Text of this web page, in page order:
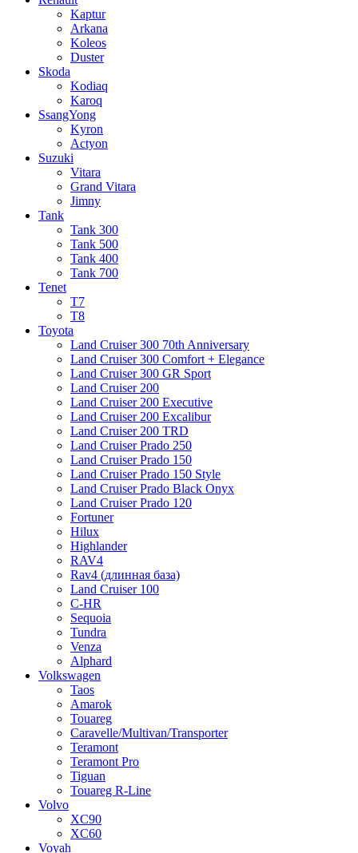
Kaptur
Arkana
Koleos
Duster
Skoda
Kodiaq
Karoq
SsangYong
Kyron
Actyon
Suzuki
Vitara
Grand Vitara
Jimny
Tank
Tank 300
Tank 500
Tank 400
Tank 700
Tenet
T7
T8
Toyota
Land Cruiser 300 70th Anniversary
Land Cruiser 300 Comfort + Elegance
Land Cruiser 300 GR Sport
Land Cruiser 200
Land Cruiser 200 Executive
Land Cruiser 200 Excalibur
Land Cruiser 200 TRD
Land Cruiser Prado 250
Land Cruiser Prado 150
Land Cruiser Prado 150 Style
Land Cruiser Prado Black Onyx
Land Cruiser Prado 120
Fortuner
Hilux
Highlander
RAV4
Rav4 (длинная база)
Land Cruiser 100
C-HR
Sequoia
Tundra
Venza
Alphard
Volkswagen
Taos
Amarok
Touareg
Caravelle/Multivan/Transporter
Teramont
Teramont Pro
Tiguan
Touareg R-Line
Volvo
XC90
XC60
Voyah